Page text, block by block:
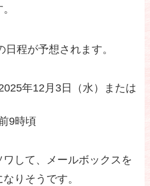
程が予想されます。
年12月3日（水）または
9時頃
して、メールボックスを
りそうです。